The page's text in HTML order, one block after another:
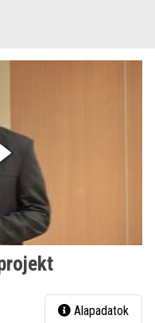
Alapadatok